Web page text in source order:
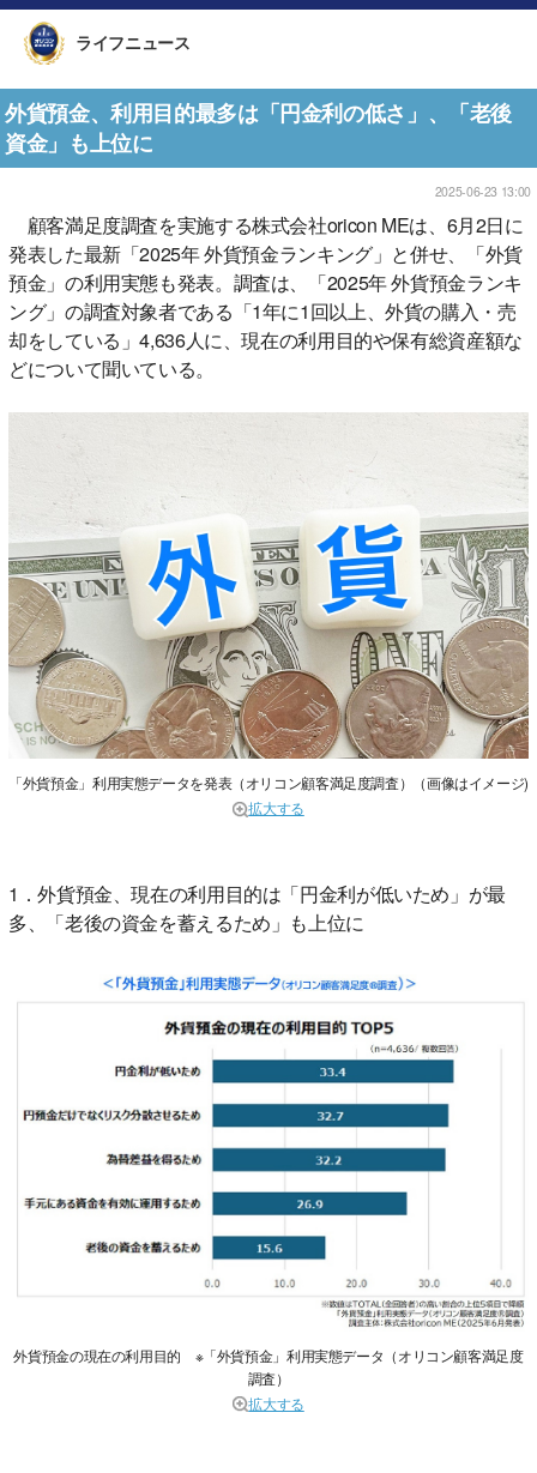
ライフニュース
外貨預金、利用目的最多は「円金利の低さ」、「老後
資金」も上位に
2025-06-23 13:00
顧客満足度調査を実施する株式会社oricon MEは、6月2日に
発表した最新「2025年 外貨預金ランキング」と併せ、「外貨
預金」の利用実態も発表。調査は、「2025年 外貨預金ランキ
ング」の調査対象者である「1年に1回以上、外貨の購入・売
却をしている」4,636人に、現在の利用目的や保有総資産額な
どについて聞いている。
「外貨預金」利用実態データを発表（オリコン顧客満足度調査）（画像はイメージ)
拡大する
1．外貨預金、現在の利用目的は「円金利が低いため」が最
多、「老後の資金を蓄えるため」も上位に
外貨預金の現在の利用目的 ※「外貨預金」利用実態データ（オリコン顧客満足度
調査）
拡大する